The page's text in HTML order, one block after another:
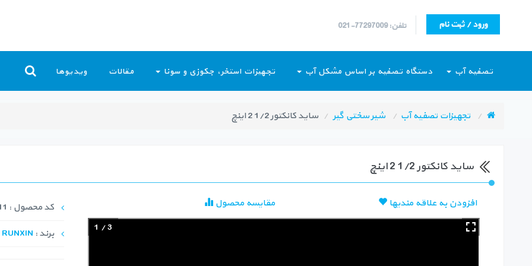
تلفن: 77297009-021 ورود / ثبت نام
تصفیه آب دستگاه تصفیه بر اساس مشکل آب تجهیزات استخر، جکوزی و سونا مقالات ویدیوها
تجهیزات تصفیه آب شیر سختی گیر ساید کانکتور 1/2 2 اینچ
ساید کانکتور 1/2 2 اینچ
افزودن به علاقه مندیها
مقایسه محصول
1 /3
کد محصول : ACC-1011
برند : RUNXIN